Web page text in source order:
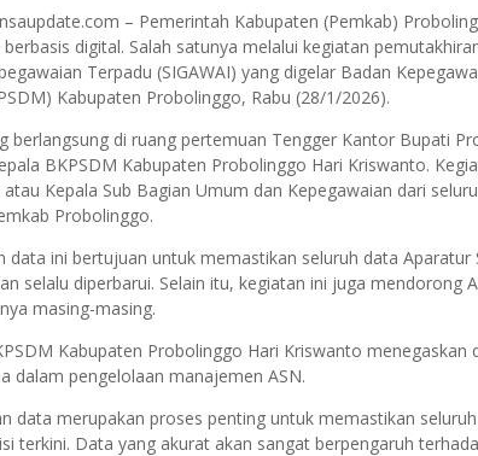
– Pemerintah Kabupaten (Pemkab)
digital. Salah satunya melalui kegiatan
Terpadu (SIGAWAI) yang digelar Badan
Kabupaten Probolinggo, Rabu (28/1/2026).
berlangsung di ruang pertemuan Tengger Kantor Bupati
BKPSDM Kabupaten Probolinggo Hari Kriswanto.
Kepala Sub Bagian Umum dan Kepegawaian dari
Probolinggo.
data ini bertujuan untuk memastikan seluruh data
selalu diperbarui. Selain itu, kegiatan ini juga mendorong
masing-masing.
Kabupaten Probolinggo Hari Kriswanto menegaskan
dalam pengelolaan manajemen ASN.
data merupakan proses penting untuk memastikan
terkini. Data yang akurat akan sangat berpengaruh